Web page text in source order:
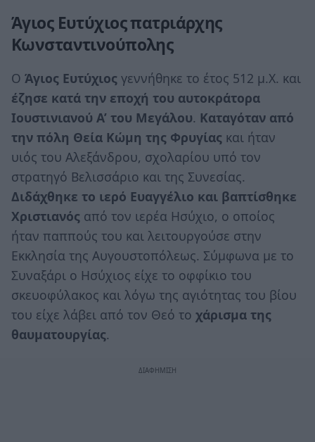
Άγιος Ευτύχιος πατριάρχης
Κωνσταντινούπολης
Ο Άγιος Ευτύχιος γεννήθηκε το έτος 512 μ.Χ. και
έζησε κατά την εποχή του αυτοκράτορα
Ιουστινιανού Α’ του Μεγάλου. Καταγόταν από
την πόλη Θεία Κώμη της Φρυγίας και ήταν
υιός του Αλεξάνδρου, σχολαρίου υπό τον
στρατηγό Βελισσάριο και της Συνεσίας.
Διδάχθηκε το ιερό Ευαγγέλιο και βαπτίσθηκε
Χριστιανός από τον ιερέα Ησύχιο, ο οποίος
ήταν παππούς του και λειτουργούσε στην
Εκκλησία της Αυγουστοπόλεως. Σύμφωνα με το
Συναξάρι ο Ησύχιος είχε το οφφίκιο του
σκευοφύλακος και λόγω της αγιότητας του βίου
του είχε λάβει από τον Θεό το χάρισμα της
θαυματουργίας.